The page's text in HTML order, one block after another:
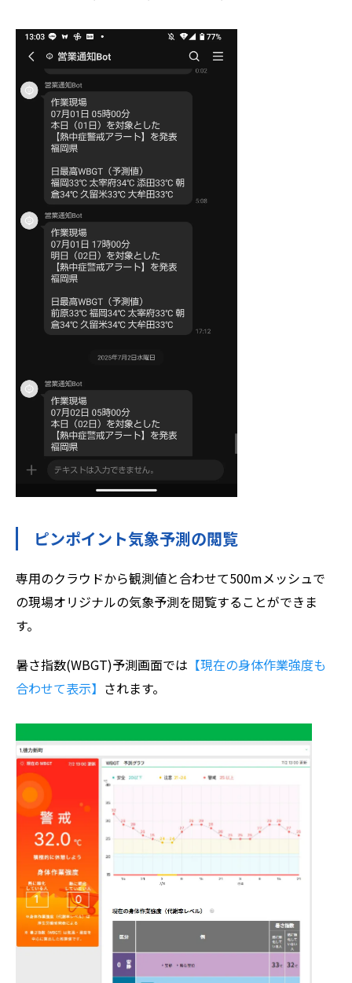
ピンポイント気象予測の閲覧
専用のクラウドから観測値と合わせて500mメッシュで
の現場オリジナルの気象予測を閲覧することができま
す。
暑さ指数(WBGT)予測画面では 【現在の身体作業強度も
合わせて表示】 されます。